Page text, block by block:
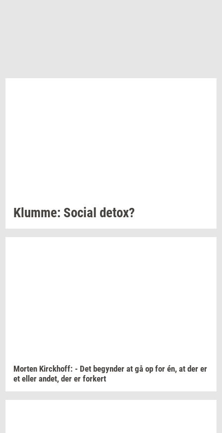
Klum­me: So­ci­al detox?
Mor­ten Kirck­hoff: - Det be­gyn­der at gå op for én, at der er
et eller andet, der er for­kert